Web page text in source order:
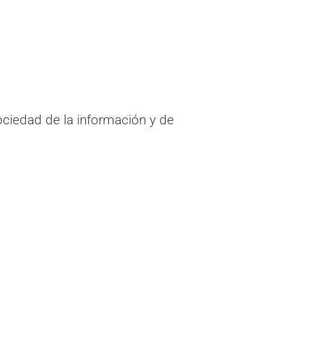
de la información y de